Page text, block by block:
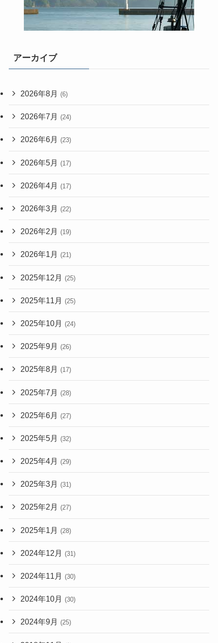
アーカイブ
2026年8月 (6)
2026年7月 (24)
2026年6月 (23)
2026年5月 (17)
2026年4月 (17)
2026年3月 (22)
2026年2月 (19)
2026年1月 (21)
2025年12月 (25)
2025年11月 (25)
2025年10月 (24)
2025年9月 (26)
2025年8月 (17)
2025年7月 (28)
2025年6月 (27)
2025年5月 (32)
2025年4月 (29)
2025年3月 (31)
2025年2月 (27)
2025年1月 (28)
2024年12月 (31)
2024年11月 (30)
2024年10月 (30)
2024年9月 (25)